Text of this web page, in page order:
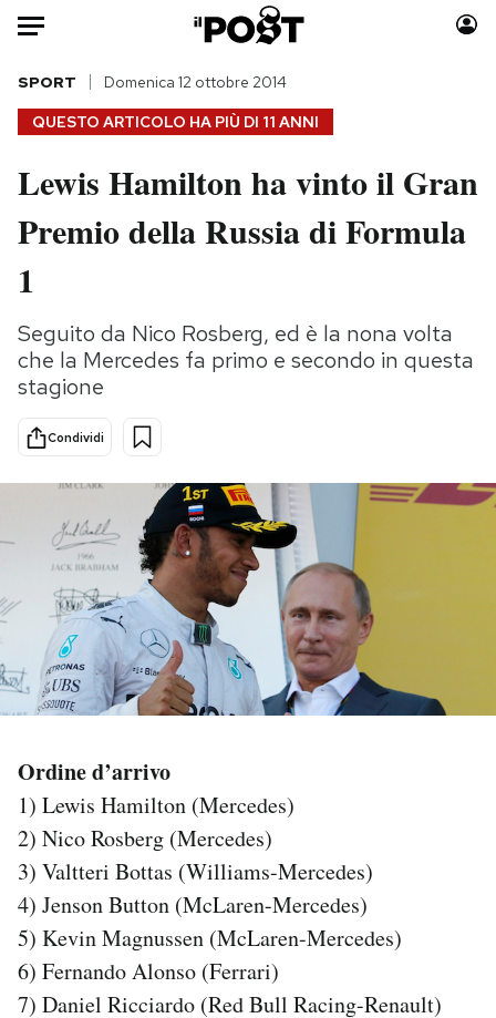
Auto
HOME
Italia
Politica
Scienza
Sport
Moda
Consumismi
Media
PODCAST
NEWSLETTER
I MIEI PREFERITI
SHOP
CALENDARIO
AREA PERSONALE
Area Personale
Newsletter
Notifiche mobile
QUESTO ARTICOLO HA PIÙ DI 11 ANNI
SPORT Domenica 12 ottobre 2014
Lewis Hamilton ha vinto il Gran
Premio della Russia di Formula
1
Seguito da Nico Rosberg, ed è la nona volta
che la Mercedes fa primo e secondo in questa
stagione
Condividi
Ordine d’arrivo
1) Lewis Hamilton (Mercedes)
2) Nico Rosberg (Mercedes)
3) Valtteri Bottas (Williams-Mercedes)
4) Jenson Button (McLaren-Mercedes)
5) Kevin Magnussen (McLaren-Mercedes)
6) Fernando Alonso (Ferrari)
7) Daniel Ricciardo (Red Bull Racing-Renault)